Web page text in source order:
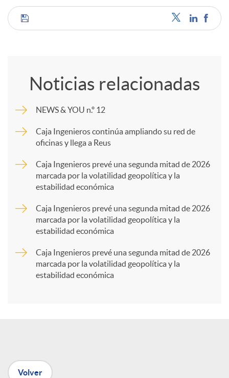
C
m
p
a
n
Noticias relacionadas
NEWS & YOU n.º 12
Caja Ingenieros continúa ampliando su red de
oficinas y llega a Reus
Caja Ingenieros prevé una segunda mitad de 2026
marcada por la volatilidad geopolítica y la
estabilidad económica
Caja Ingenieros prevé una segunda mitad de 2026
marcada por la volatilidad geopolítica y la
estabilidad económica
Caja Ingenieros prevé una segunda mitad de 2026
marcada por la volatilidad geopolítica y la
estabilidad económica
Volver